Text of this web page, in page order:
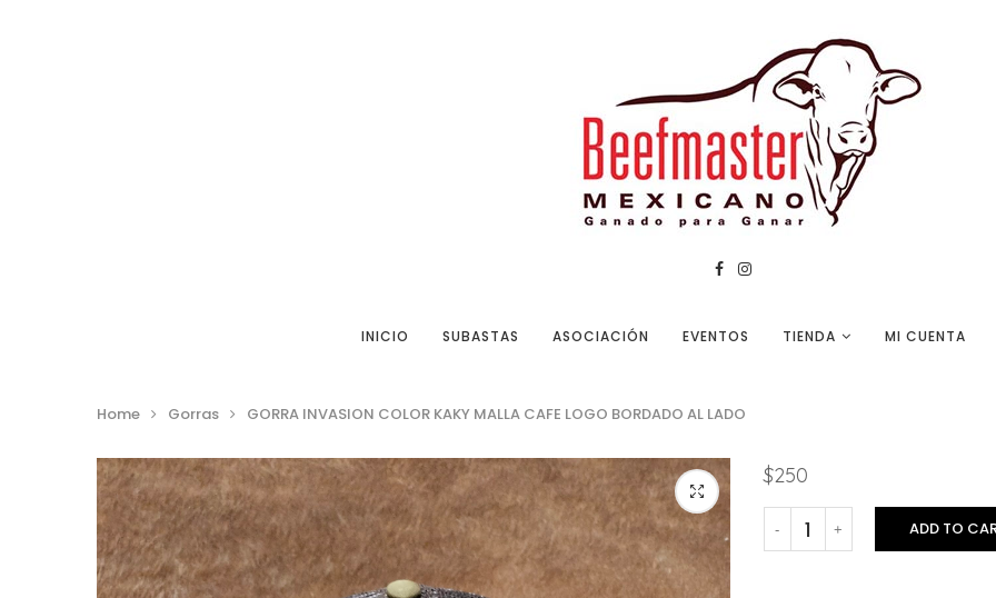
INICIO SUBASTAS ASOCIACIÓN EVENTOS TIENDA MI CUENTA
Home Gorras GORRA INVASION COLOR KAKY MALLA CAFE LOGO BORDADO AL LADO
$250
ADD TO